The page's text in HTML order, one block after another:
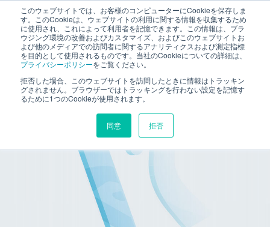
このウェブサイトでは、お客様のコンピューターにCookieを保存しま
す。このCookieは、ウェブサイトの利用に関する情報を収集するため
に使用され、これによって利用者を記憶できます。この情報は、ブラ
ウジング環境の改善およびカスタマイズ、およびこのウェブサイトお
よび他のメディアでの訪問者に関するアナリティクスおよび測定指標
を目的として使用されるものです。当社のCookieについての詳細は、
プライバシーポリシーをご覧ください。
拒否した場合、このウェブサイトを訪問したときに情報はトラッキン
グされません。ブラウザーではトラッキングを行わない設定を記憶す
るために1つのCookieが使用されます。
同意 拒否
特長
FEATURE